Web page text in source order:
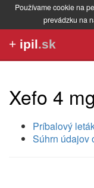
Používame cookie na
prevádzku na
+ ipil.sk
Xefo 4
Príbalový
Súhrn údajov